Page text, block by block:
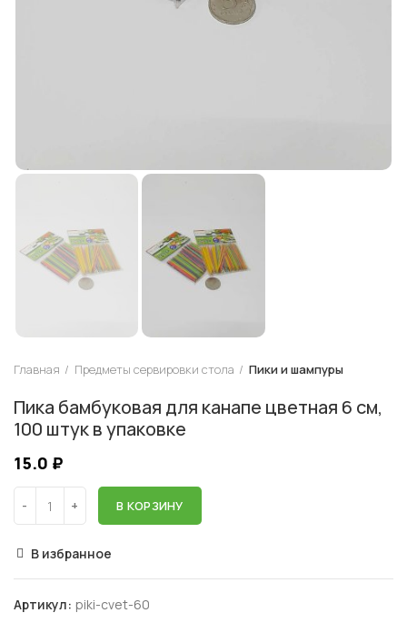
Главная Предметы сервировки стола Пики и шампуры
Пика бамбуковая для канапе цветная 6 см,
100 штук в упаковке
15.0 ₽
В КОРЗИНУ
В избранное
Артикул: piki-cvet-60